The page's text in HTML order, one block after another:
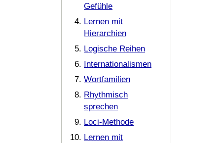
Gefühle
Lernen mit
Hierarchien
Logische Reihen
Internationalismen
Wortfamilien
Rhythmisch
sprechen
Loci-Methode
Lernen mit